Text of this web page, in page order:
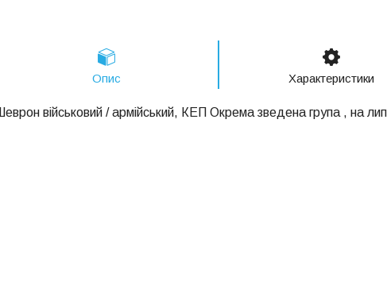
Опис Характеристики
Шеврон військовий / армійський, КЕП Окрема зведена група , на